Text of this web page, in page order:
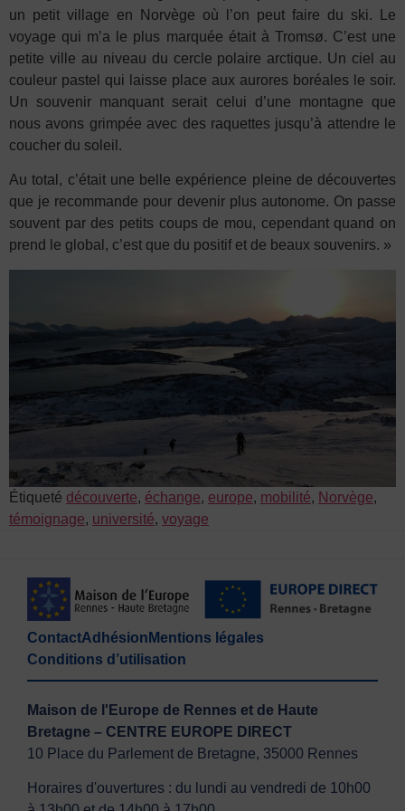
un petit village en Norvège où l’on peut faire du ski. Le
voyage qui m’a le plus marquée était à Tromsø. C’est une
petite ville au niveau du cercle polaire arctique. Un ciel au
couleur pastel qui laisse place aux aurores boréales le soir.
Un souvenir manquant serait celui d’une montagne que
nous avons grimpée avec des raquettes jusqu’à attendre le
coucher du soleil.
Au total, c’était une belle expérience pleine de découvertes
que je recommande pour devenir plus autonome. On passe
souvent par des petits coups de mou, cependant quand on
prend le global, c’est que du positif et de beaux souvenirs. »
Étiqueté découverte, échange, europe, mobilité, Norvège,
témoignage, université, voyage
ContactAdhésion Mentions légales
Conditions d’utilisation
Maison de l'Europe de Rennes et de Haute
Bretagne – CENTRE EUROPE DIRECT
10 Place du Parlement de Bretagne, 35000 Rennes
Horaires d'ouvertures : du lundi au vendredi de 10h00